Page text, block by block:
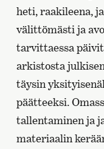
heti, raakileena,
välittömästi ja
tarvittaessa
arkistosta
täysin
päätteeksi.
tallentaminen ja
materiaalin